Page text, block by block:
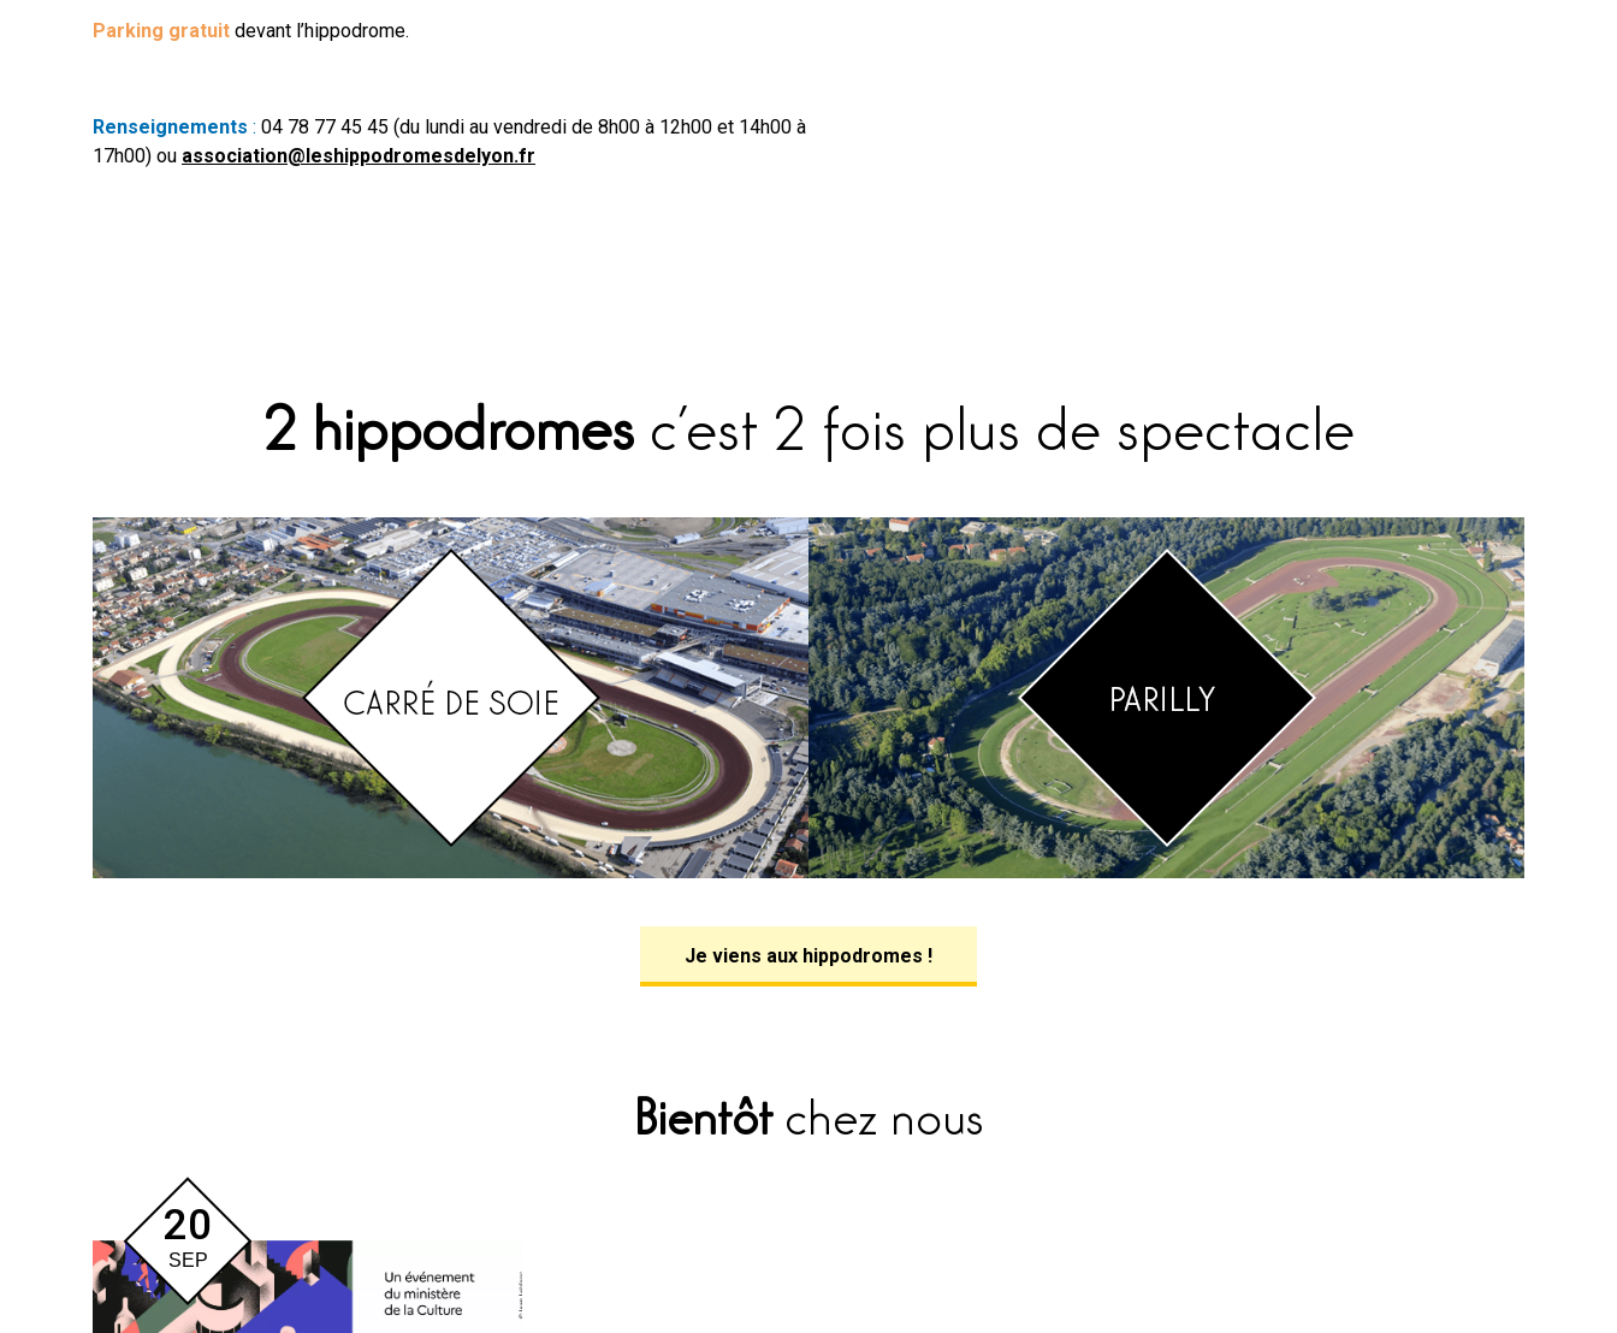
Parking gratuit devant l’hippodrome.
Renseignements : 04 78 77 45 45 (du lundi au vendredi de 8h00 à 12h00 et 14h00 à
17h00) ou association@leshippodromesdelyon.fr
2 hippodromes c’est 2 fois plus de spectacle
Je viens aux hippodromes !
Bientôtchez nous
20
SEP